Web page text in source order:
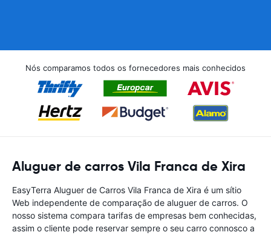
Nós comparamos todos os fornecedores mais conhecidos
Aluguer de carros Vila Franca de Xira
EasyTerra Aluguer de Carros Vila Franca de Xira é um sítio
Web independente de comparação de aluguer de carros. O
nosso sistema compara tarifas de empresas bem conhecidas,
assim o cliente pode reservar sempre o seu carro connosco a